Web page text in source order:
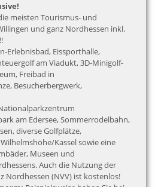
meisten Tourismus- und
und ganz Nordhessen inkl.
Erlebnisbad, Eissporthalle,
am Viadukt, 3D-Minigolf-
Freibad in
Besucherbergwerk,
am Edersee, Sommerrodelbahn,
diverse Golfplätze,
Kassel sowie eine
Museen und
Auch die Nutzung der
Nordhessen (NVV) ist kostenlos!